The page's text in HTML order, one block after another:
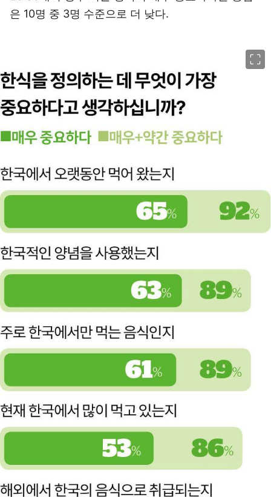
은 10명 중 3명 수준으로 더 낮다.